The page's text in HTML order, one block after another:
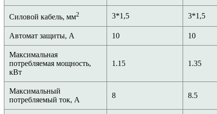
Силовой кабель, мм2 3*1,5 3*1,5
Автомат защиты, А 10 10
Максимальная
потребляемая мощность,
кВт
1.15 1.35
Максимальный
потребляемый ток, А
8 8.5